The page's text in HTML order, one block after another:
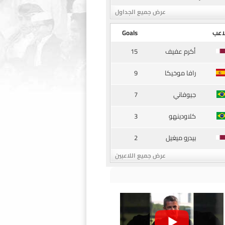
عرض جميع الجداول
Goals
أكرم عفيف
15
رافا موخيكا
9
جيوفاني
7
كلاودينهو
3
بيدرو ميغيل
2
عرض جميع اللاعبين